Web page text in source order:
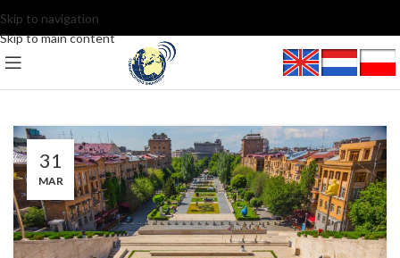
Skip to navigation
Skip to main content
31
MAR